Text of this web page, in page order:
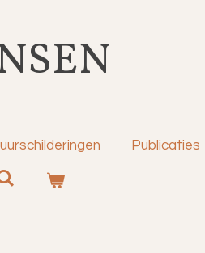
Publicaties